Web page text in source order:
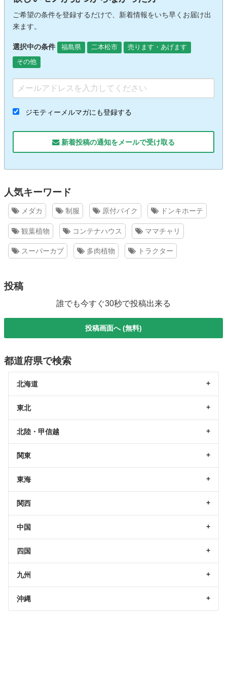
ご希望の条件を登録するだけで、新着情報をいち早くお届け出
来ます。
選択中の条件 福島県 二本松市
売ります・あげます
その他
ジモティーメルマガにも登録する
新着投稿の通知をメールで受け取る
人気キーワード
メダカ 制服 原付バイク ドンキホーテ
観葉植物 コンテナハウス ママチャリ
スーパーカブ 多肉植物 トラクター
投稿
誰でも今すぐ30秒で投稿出来る
投稿画面へ (無料)
都道府県で検索
北海道
東北
北陸・甲信越
関東
東海
関西
中国
四国
九州
沖縄